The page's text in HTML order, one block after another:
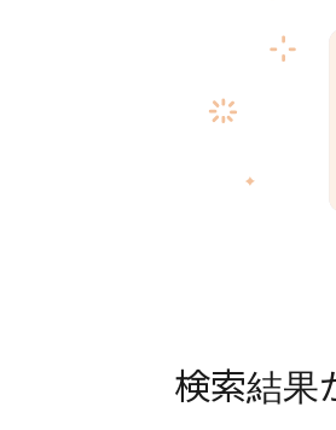
検索結果